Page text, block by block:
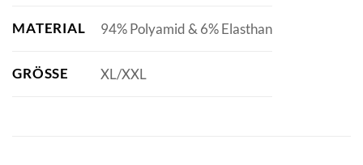
MATERIAL 94% Polyamid & 6% Elasthan
GRÖSSE XL/XXL